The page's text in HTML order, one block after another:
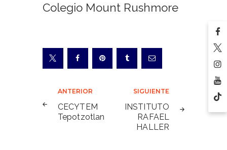
Colegio Mount Rushmore
Navegación
de
entradas
ANTERIOR
CECYTEM
Tepotzotlan
SIGUIENTE
INSTITUTO
RAFAEL
HALLER